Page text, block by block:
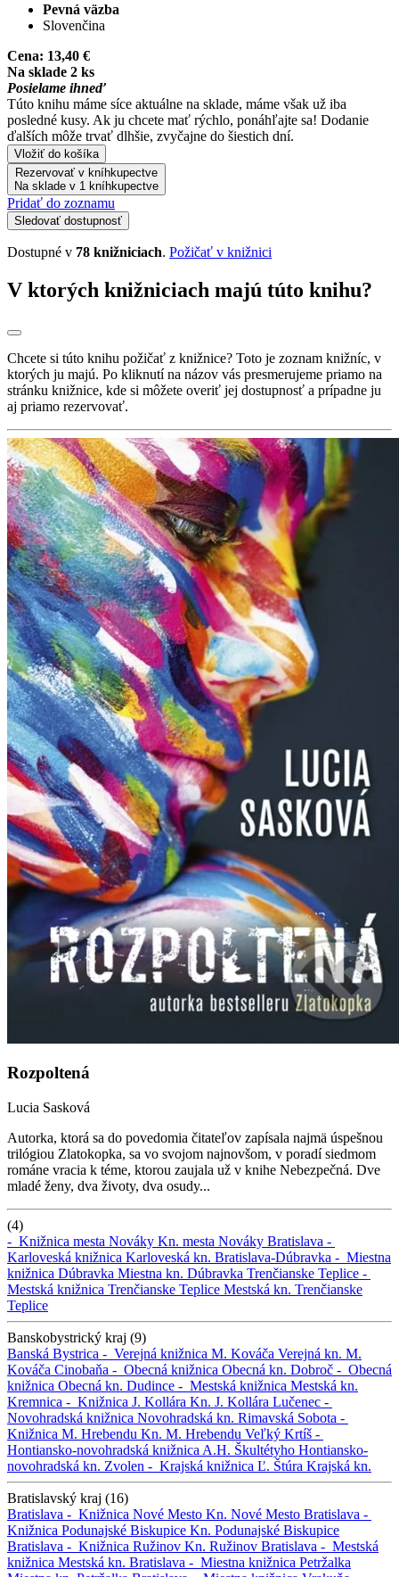
Pevná väzba
Slovenčina
Cena: 13,40 €
Na sklade 2 ks
Posielame ihneď
Túto knihu máme síce aktuálne na sklade, máme však už iba
posledné kusy. Ak ju chcete mať rýchlo, ponáhľajte sa! Dodanie
ďalších môže trvať dlhšie, zvyčajne do šiestich dní.
Vložiť do košíka
Rezervovať v kníhkupectve
Na sklade v 1 kníhkupectve
Pridať do zoznamu
Sledovať dostupnosť
Dostupné v 78 knižniciach. Požičať v knižnici
V ktorých knižniciach majú túto knihu?
Chcete si túto knihu požičať z knižnice? Toto je zoznam knižníc, v
ktorých ju majú. Po kliknutí na názov vás presmerujeme priamo na
stránku knižnice, kde si môžete overiť jej dostupnosť a prípadne ju
aj priamo rezervovať.
Rozpoltená
Lucia Sasková
Autorka, ktorá sa do povedomia čitateľov zapísala najmä úspešnou
trilógiou Zlatokopka, sa vo svojom najnovšom, v poradí siedmom
románe vracia k téme, ktorou zaujala už v knihe Nebezpečná. Dve
mladé ženy, dva životy, dva osudy...
(4)
- Knižnica mesta Nováky Kn. mesta Nováky Bratislava -
Karloveská knižnica Karloveská kn. Bratislava-Dúbravka - Miestna
knižnica Dúbravka Miestna kn. Dúbravka Trenčianske Teplice -
Mestská knižnica Trenčianske Teplice Mestská kn. Trenčianske
Teplice
Banskobystrický kraj (9)
Banská Bystrica - Verejná knižnica M. Kováča Verejná kn. M.
Kováča Cinobaňa - Obecná knižnica Obecná kn. Dobroč - Obecná
knižnica Obecná kn. Dudince - Mestská knižnica Mestská kn.
Kremnica - Knižnica J. Kollára Kn. J. Kollára Lučenec -
Novohradská knižnica Novohradská kn. Rimavská Sobota -
Knižnica M. Hrebendu Kn. M. Hrebendu Veľký Krtíš -
Hontiansko-novohradská knižnica A.H. Škultétyho Hontiansko-
novohradská kn. Zvolen - Krajská knižnica Ľ. Štúra Krajská kn.
Bratislavský kraj (16)
Bratislava - Knižnica Nové Mesto Kn. Nové Mesto Bratislava -
Knižnica Podunajské Biskupice Kn. Podunajské Biskupice
Bratislava - Knižnica Ružinov Kn. Ružinov Bratislava - Mestská
knižnica Mestská kn. Bratislava - Miestna knižnica Petržalka